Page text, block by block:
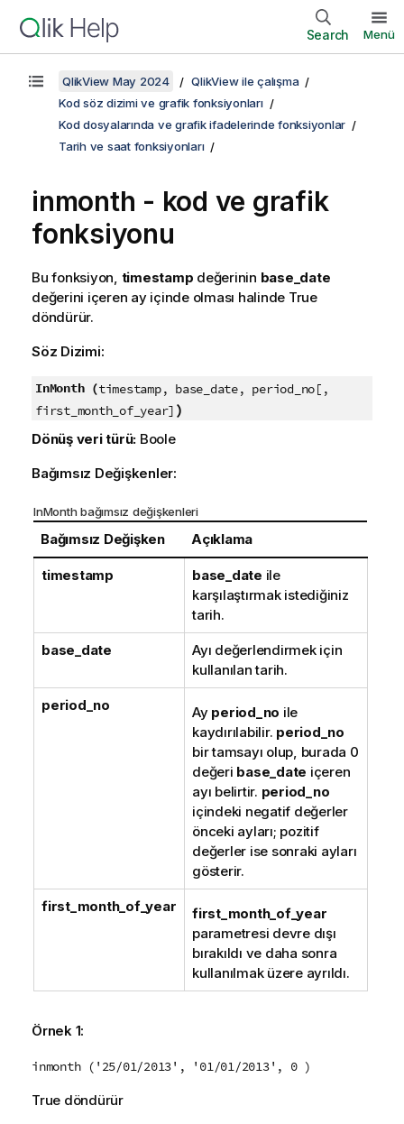
Search Menü
QlikView May 2024
QlikView ile çalışma
Kod söz dizimi ve grafik fonksiyonları
Kod dosyalarında ve grafik ifadelerinde fonksiyonlar
Tarih ve saat fonksiyonları
inmonth - kod ve grafik
fonksiyonu
Bu fonksiyon, timestamp değerinin base_date
değerini içeren ay içinde olması halinde True
döndürür.
Söz Dizimi:
InMonth (timestamp, base_date, period_no[,
first_month_of_year] )
Dönüş veri türü: Boole
Bağımsız Değişkenler:
InMonth bağımsız değişkenleri
Bağımsız Değişken Açıklama
timestamp base_date ile
karşılaştırmak istediğiniz
tarih.
base_date
Ayı değerlendirmek için
kullanılan tarih.
period_no Ay period_no ile
kaydırılabilir. period_no
bir tamsayı olup, burada 0
değeri base_date içeren
ayı belirtir. period_no
içindeki negatif değerler
önceki ayları; pozitif
değerler ise sonraki ayları
gösterir.
first_month_of_year
first_month_of_year
parametresi devre dışı
bırakıldı ve daha sonra
kullanılmak üzere ayrıldı.
Örnek 1:
inmonth ('25/01/2013', '01/01/2013', 0 )
True döndürür